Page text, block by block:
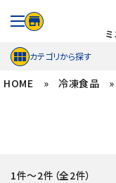
カテゴリから探す
ACCOUNT MENU
セール商品
HOME » 冷凍食品 »
1件～2件（全2件）